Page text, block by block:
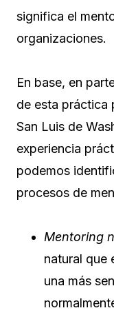
significa el
organizaciones.
En base, en
de esta práctica
San Luis de
experiencia
podemos
procesos de
Mentoring
natural que
una más